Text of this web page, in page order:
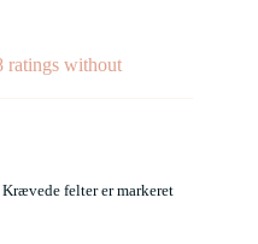
ratings without
Krævede felter er markeret